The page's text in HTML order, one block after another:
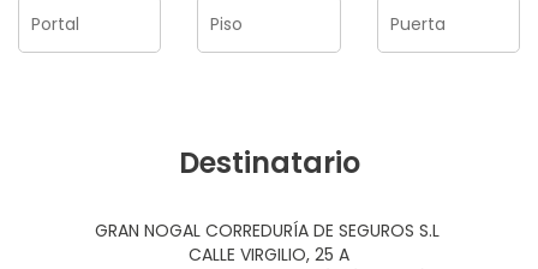
Destinatario
GRAN NOGAL CORREDURÍA DE SEGUROS S.L
CALLE VIRGILIO, 25 A